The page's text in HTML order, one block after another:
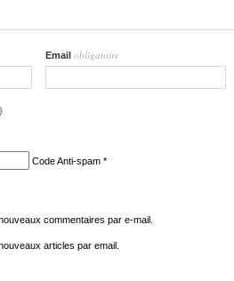
Email obligatoire
Code Anti-spam*
commentaires par e-mail.
articles par email.